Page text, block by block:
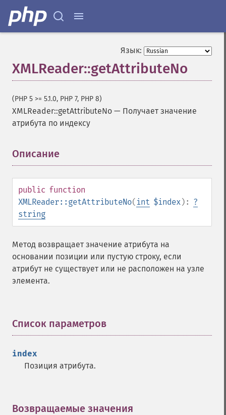
Язык:
XMLReader::getAttributeNo
(PHP 5 >= 5.1.0, PHP 7, PHP 8)
XMLReader::getAttributeNo — Получает значение
атрибута по индексу
Описание
public function
XMLReader::getAttributeNo( int $index): ?
string
Метод возвращает значение атрибута на
основании позиции или пустую строку, если
атрибут не существует или не расположен на узле
элемента.
Список параметров
index
Позиция атрибута.
Возвращаемые значения